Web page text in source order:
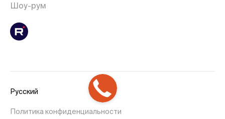
Шоу-рум
Русский
Политика конфиденциальности